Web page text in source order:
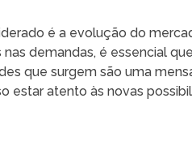
é a evolução do
demandas, é essencial
que surgem são uma
estar atento às novas